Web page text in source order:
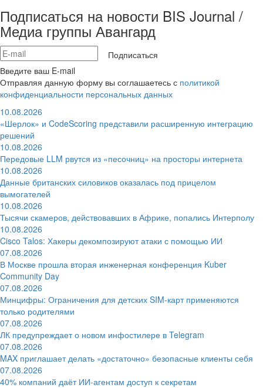
Подписаться на новости BIS Journal /
Медиа группы Авангард
Подписаться
Введите ваш E-mail
Отправляя данную форму вы соглашаетесь с политикой
конфиденциальности персональных данных
10.08.2026
«Шерлок» и CodeScoring представили расширенную интеграцию
решений
10.08.2026
Передовые LLM рвутся из «песочниц» на просторы интернета
10.08.2026
Данные британских силовиков оказалась под прицелом
вымогателей
10.08.2026
Тысячи скамеров, действовавших в Африке, попались Интерполу
10.08.2026
Cisco Talos: Хакеры декомпозируют атаки с помощью ИИ
07.08.2026
В Москве прошла вторая инженерная конференция Kuber
Community Day
07.08.2026
Минцифры: Ограничения для детских SIM-карт применяются
только родителями
07.08.2026
ЛК предупреждает о новом инфостилере в Telegram
07.08.2026
MAX приглашает делать «достаточно» безопасные клиенты себя
07.08.2026
40% компаний даёт ИИ‑агентам доступ к секретам